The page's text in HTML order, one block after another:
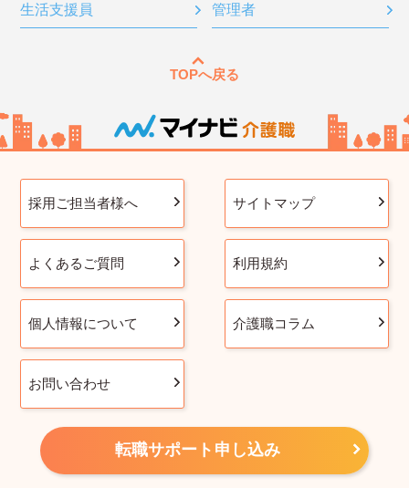
生活支援員 管理者
TOPへ戻る
採用ご担当者様へ サイトマップ
よくあるご質問 利用規約
個人情報について 介護職コラム
お問い合わせ
転職サポート申し込み